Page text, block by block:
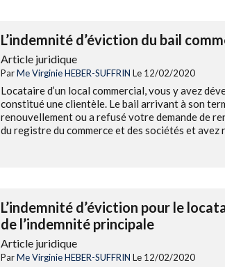
L’indemnité d’éviction du bail
Article juridique
ParMe Virginie HEBER-SUFFRIN Le 12/02/2020
Locataire d’un local commercial, vous y avez
constitué une clientèle. Le bail arrivant à son
renouvellement ou a refusé votre demande de
du registre du commerce et des sociétés et avez
L’indemnité d’éviction pour le
de l’indemnité principale
Article juridique
ParMe Virginie HEBER-SUFFRIN Le 12/02/2020